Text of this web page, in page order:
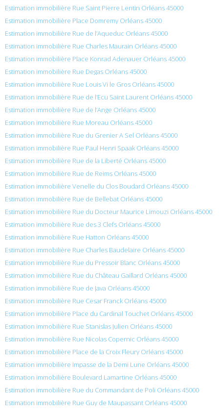
Estimation immobilière Rue Saint Pierre Lentin Orléans 45000
Estimation immobilière Place Domremy Orléans 45000
Estimation immobilière Rue de l’Aqueduc Orléans 45000
Estimation immobilière Rue Charles Maurain Orléans 45000
Estimation immobilière Place Konrad Adenauer Orléans 45000
Estimation immobilière Rue Degas Orléans 45000
Estimation immobilière Rue Louis Vi le Gros Orléans 45000
Estimation immobilière Rue de l’Ecu Saint Laurent Orléans 45000
Estimation immobilière Rue de l’Ange Orléans 45000
Estimation immobilière Rue Moreau Orléans 45000
Estimation immobilière Rue du Grenier A Sel Orléans 45000
Estimation immobilière Rue Paul Henri Spaak Orléans 45000
Estimation immobilière Rue de la Liberté Orléans 45000
Estimation immobilière Rue de Reims Orléans 45000
Estimation immobilière Venelle du Clos Boudard Orléans 45000
Estimation immobilière Rue de Bellebat Orléans 45000
Estimation immobilière Rue du Docteur Maurice Limouzi Orléans 45000
Estimation immobilière Rue des 3 Clefs Orléans 45000
Estimation immobilière Rue Hatton Orléans 45000
Estimation immobilière Rue Charles Baudelaire Orléans 45000
Estimation immobilière Rue du Pressoir Blanc Orléans 45000
Estimation immobilière Rue du Château Gaillard Orléans 45000
Estimation immobilière Rue de Java Orléans 45000
Estimation immobilière Rue Cesar Franck Orléans 45000
Estimation immobilière Place du Cardinal Touchet Orléans 45000
Estimation immobilière Rue Stanislas Julien Orléans 45000
Estimation immobilière Rue Nicolas Copernic Orléans 45000
Estimation immobilière Place de la Croix Fleury Orléans 45000
Estimation immobilière Impasse de la Demi Lune Orléans 45000
Estimation immobilière Boulevard Lamartine Orléans 45000
Estimation immobilière Rue du Commandant de Poli Orléans 45000
Estimation immobilière Rue Guy de Maupassant Orléans 45000